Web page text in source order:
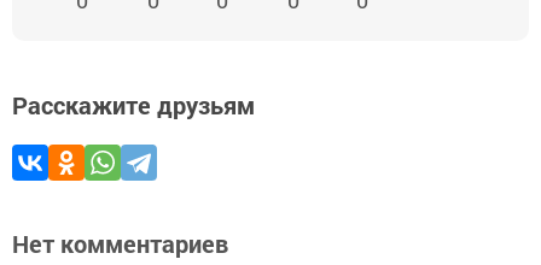
Расскажите друзьям
Нет комментариев